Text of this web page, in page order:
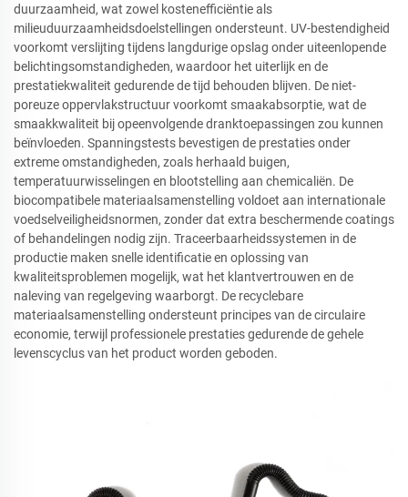
duurzaamheid, wat zowel kostenefficiëntie als
milieuduurzaamheidsdoelstellingen ondersteunt. UV-bestendigheid
voorkomt verslijting tijdens langdurige opslag onder uiteenlopende
belichtingsomstandigheden, waardoor het uiterlijk en de
prestatiekwaliteit gedurende de tijd behouden blijven. De niet-
poreuze oppervlakstructuur voorkomt smaakabsorptie, wat de
smaakkwaliteit bij opeenvolgende dranktoepassingen zou kunnen
beïnvloeden. Spanningstests bevestigen de prestaties onder
extreme omstandigheden, zoals herhaald buigen,
temperatuurwisselingen en blootstelling aan chemicaliën. De
biocompatibele materiaalsamenstelling voldoet aan internationale
voedselveiligheidsnormen, zonder dat extra beschermende coatings
of behandelingen nodig zijn. Traceerbaarheidssystemen in de
productie maken snelle identificatie en oplossing van
kwaliteitsproblemen mogelijk, wat het klantvertrouwen en de
naleving van regelgeving waarborgt. De recyclebare
materiaalsamenstelling ondersteunt principes van de circulaire
economie, terwijl professionele prestaties gedurende de gehele
levenscyclus van het product worden geboden.